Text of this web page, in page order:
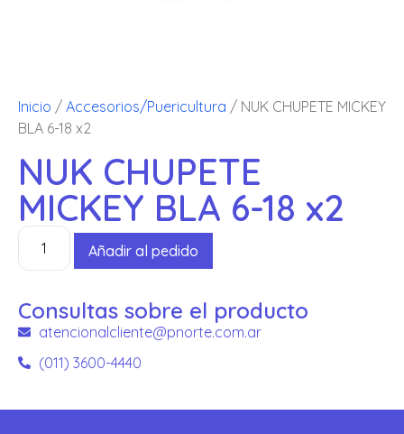
Inicio / Accesorios/Puericultura / NUK CHUPETE MICKEY
BLA 6-18 x2
NUK CHUPETE
MICKEY BLA 6-18 x2
Añadir al pedido
Consultas sobre el producto
atencionalcliente@pnorte.com.ar
(011) 3600-4440